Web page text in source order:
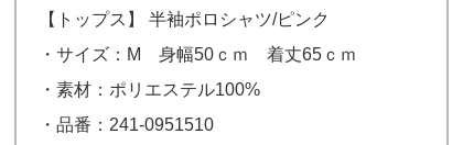
【トップス】 半袖ポロシャツ/ピンク
・サイズ：M 身幅50ｃｍ 着丈65ｃｍ
・素材：ポリエステル100%
・品番：241-0951510